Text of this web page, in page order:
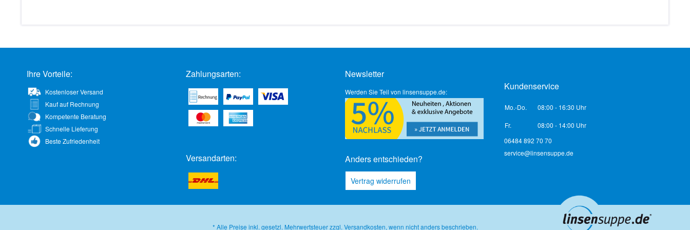
Ihre Vorteile:
Kostenloser Versand
Kauf auf Rechnung
Kompetente Beratung
Schnelle Lieferung
Beste Zufriedenheit
Zahlungsarten:
Versandarten:
Newsletter
Werden Sie Teil von linsensuppe.de:
Anders entschieden?
Vertrag widerrufen
Kundenservice
Mo.-Do. 08:00 - 16:30 Uhr
Fr.
08:00 - 14:00 Uhr
06484 892 70 70
service@linsensuppe.de
* Alle Preise inkl. gesetzl. Mehrwertsteuer zzgl. Versandkosten, wenn nicht anders beschrieben.